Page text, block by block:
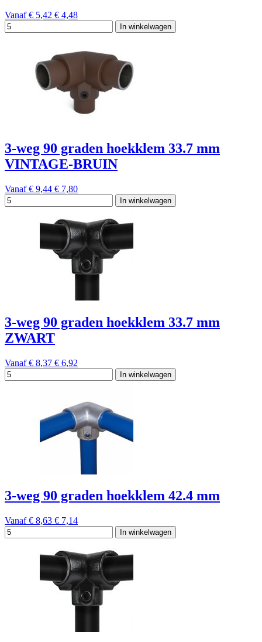
Vanaf € 5,42 € 4,48
In winkelwagen
3-weg 90 graden hoekklem 33.7 mm
VINTAGE-BRUIN
Vanaf € 9,44 € 7,80
In winkelwagen
3-weg 90 graden hoekklem 33.7 mm
ZWART
Vanaf € 8,37 € 6,92
In winkelwagen
3-weg 90 graden hoekklem 42.4 mm
Vanaf € 8,63 € 7,14
In winkelwagen